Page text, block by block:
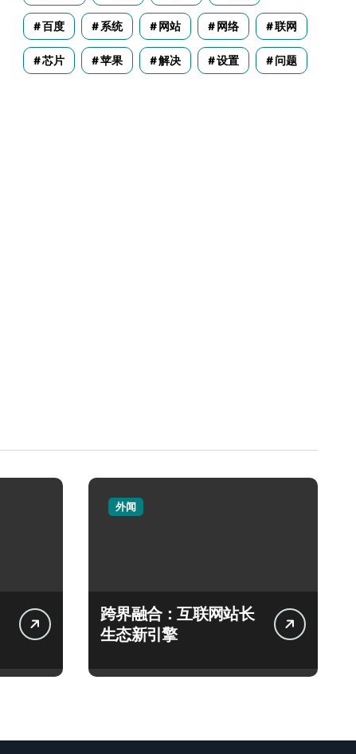
百度 系统 网站 网络 联网
芯片 苹果 解决 设置 问题
外闻
跨界融合：互联网站长
生态新引擎